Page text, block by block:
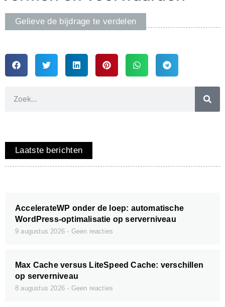
Gelieve de bijdrage te verdelen
Laatste berichten
AccelerateWP onder de loep: automatische
WordPress-optimalisatie op serverniveau
9 augustus 2026 Geen reacties
Max Cache versus LiteSpeed Cache: verschillen
op serverniveau
8 augustus 2026 Geen reacties